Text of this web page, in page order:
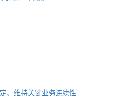
、维持关键业务连续性